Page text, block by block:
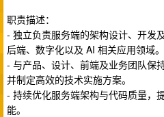
职责描述：
- 独立负责服务端的架构设计、开发
后端、数字化以及 AI 相关应用领域。
- 与产品、设计、前端及业务团队保
并制定高效的技术实施方案。
- 持续优化服务端架构与代码质量，
能。